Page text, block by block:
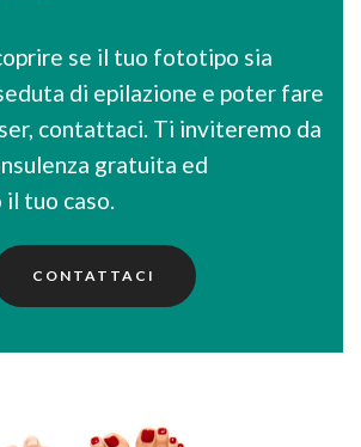
se il tuo fototipo sia
di epilazione e poter fare
contattaci. Ti inviteremo da
gratuita ed
tuo caso.
CONTATTACI